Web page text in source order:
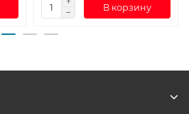
В корзину